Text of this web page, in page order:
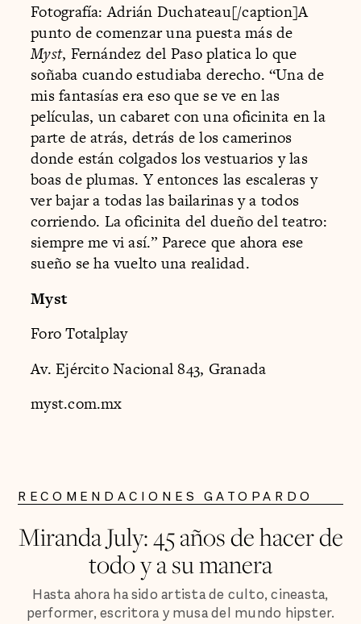
Fotografía: Adrián Duchateau[/caption]A
punto de comenzar una puesta más de
Myst, Fernández del Paso platica lo que
soñaba cuando estudiaba derecho. “Una de
mis fantasías era eso que se ve en las
películas, un cabaret con una oficinita en la
parte de atrás, detrás de los camerinos
donde están colgados los vestuarios y las
boas de plumas. Y entonces las escaleras y
ver bajar a todas las bailarinas y a todos
corriendo. La oficinita del dueño del teatro:
siempre me vi así.” Parece que ahora ese
sueño se ha vuelto una realidad.
Myst
Foro Totalplay
Av. Ejército Nacional 843, Granada
myst.com.mx
RECOMENDACIONES GATOPARDO
Miranda July: 45 años de hacer de
todo y a su manera
Hasta ahora ha sido artista de culto, cineasta,
performer, escritora y musa del mundo hipster.